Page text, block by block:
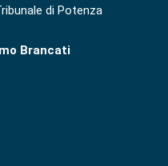
di Potenza
Brancati